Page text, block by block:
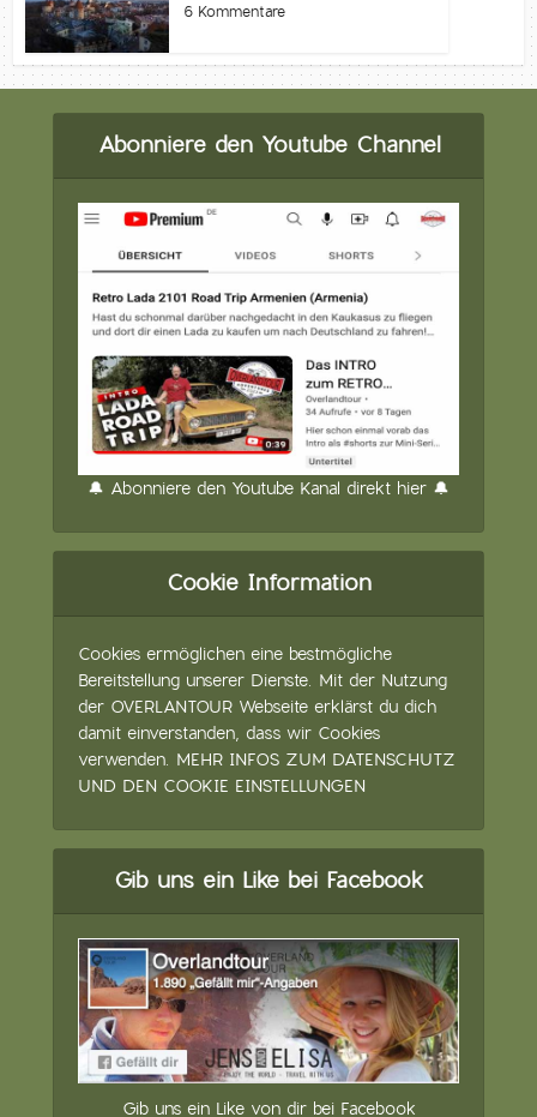
6 Kommentare
Abonniere den Youtube Channel
🔔 Abonniere den Youtube Kanal direkt hier 🔔
Cookie Information
Cookies ermöglichen eine bestmögliche
Bereitstellung unserer Dienste. Mit der Nutzung
der OVERLANTOUR Webseite erklärst du dich
damit einverstanden, dass wir Cookies
verwenden. MEHR INFOS ZUM DATENSCHUTZ
UND DEN COOKIE EINSTELLUNGEN
Gib uns ein Like bei Facebook
Gib uns ein Like von dir bei Facebook